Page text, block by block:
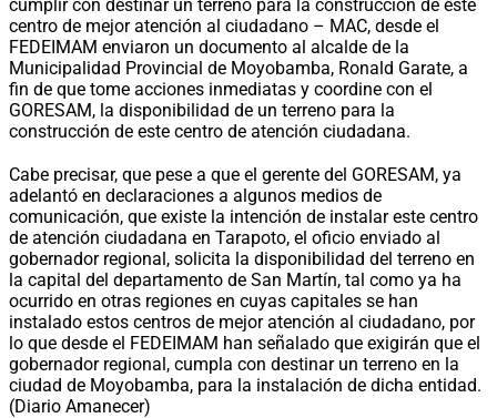
cumplir con destinar un terreno para la construcción de este
centro de mejor atención al ciudadano – MAC, desde el
FEDEIMAM enviaron un documento al alcalde de la
Municipalidad Provincial de Moyobamba, Ronald Garate, a
fin de que tome acciones inmediatas y coordine con el
GORESAM, la disponibilidad de un terreno para la
construcción de este centro de atención ciudadana.
Cabe precisar, que pese a que el gerente del GORESAM, ya
adelantó en declaraciones a algunos medios de
comunicación, que existe la intención de instalar este centro
de atención ciudadana en Tarapoto, el oficio enviado al
gobernador regional, solicita la disponibilidad del terreno en
la capital del departamento de San Martín, tal como ya ha
ocurrido en otras regiones en cuyas capitales se han
instalado estos centros de mejor atención al ciudadano, por
lo que desde el FEDEIMAM han señalado que exigirán que el
gobernador regional, cumpla con destinar un terreno en la
ciudad de Moyobamba, para la instalación de dicha entidad.
(Diario Amanecer)